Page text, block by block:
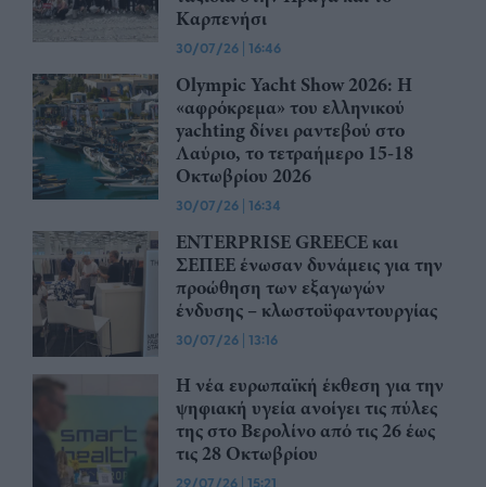
Καρπενήσι
30/07/26 | 16:46
Olympic Yacht Show 2026: Η
«αφρόκρεμα» του ελληνικού
yachting δίνει ραντεβού στο
Λαύριο, το τετραήμερο 15-18
Οκτωβρίου 2026
30/07/26 | 16:34
ENTERPRISE GREECE και
ΣΕΠΕΕ ένωσαν δυνάμεις για την
προώθηση των εξαγωγών
ένδυσης – κλωστοϋφαντουργίας
30/07/26 | 13:16
Η νέα ευρωπαϊκή έκθεση για την
ψηφιακή υγεία ανοίγει τις πύλες
της στο Βερολίνο από τις 26 έως
τις 28 Οκτωβρίου
|